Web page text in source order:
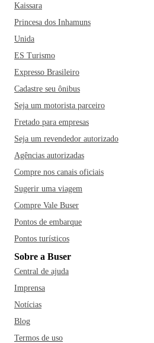
Kaissara
Princesa dos Inhamuns
Unida
ES Turismo
Expresso Brasileiro
Cadastre seu ônibus
Seja um motorista parceiro
Fretado para empresas
Seja um revendedor autorizado
Agências autorizadas
Compre nos canais oficiais
Sugerir uma viagem
Compre Vale Buser
Pontos de embarque
Pontos turísticos
Sobre a Buser
Central de ajuda
Imprensa
Notícias
Blog
Termos de uso